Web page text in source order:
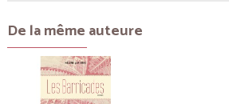
De la même auteure